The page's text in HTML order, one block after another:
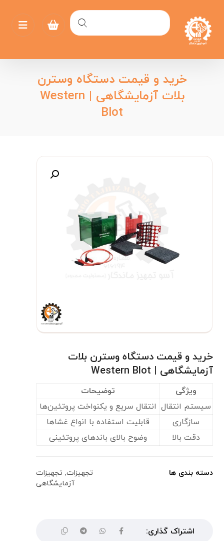
خرید و قیمت دستگاه وسترن
بلات آزمایشگاهی | Western
Blot
خرید و قیمت دستگاه وسترن بلات
آزمایشگاهی | Western Blot
ویژگی
توضیحات
سیستم انتقال انتقال سریع و یکنواخت پروتئین‌ها
سازگاری
قابلیت استفاده با انواع غشاها
دقت بالا
وضوح بالای باندهای پروتئینی
دسته بندی ها تجهیزات, تجهیزات
آزمایشگاهی